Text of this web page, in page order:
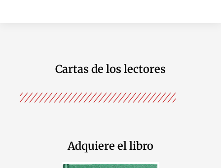
Cartas de los lectores
Adquiere el libro